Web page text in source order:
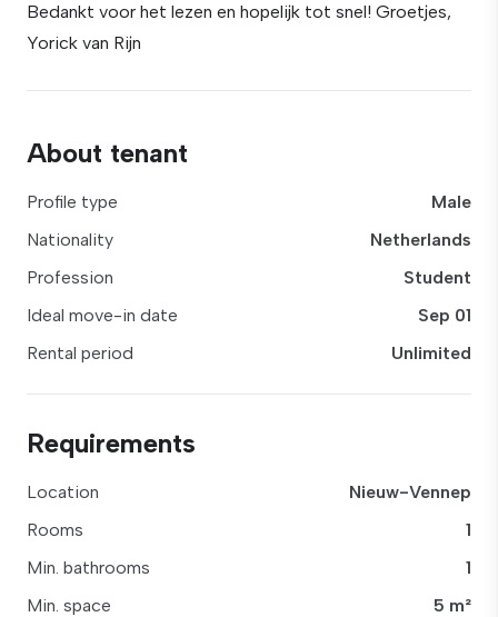
Bedankt voor het lezen en hopelijk tot snel! Groetjes,
Yorick van Rijn
About tenant
Profile type
Male
Nationality
Netherlands
Profession
Student
Ideal move-in date
Sep 01
Rental period
Unlimited
Requirements
Location
Nieuw-Vennep
Rooms
1
Min. bathrooms
1
Min. space
5 m²